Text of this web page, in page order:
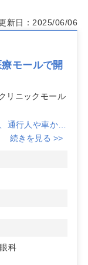
新日：2025/06/06
モールで開
リニックモール
通行人や車から
クリニックを開
内科の診療圏デ
い診療科目の開
来院がスムーズ
。
続きを見る >>
眼科